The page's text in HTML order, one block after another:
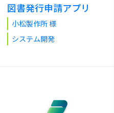
図書発行申請アプリ
小松製作所 様
システム開発